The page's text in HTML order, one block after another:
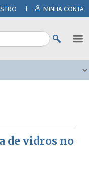
MINHA CONTA
de vidros no